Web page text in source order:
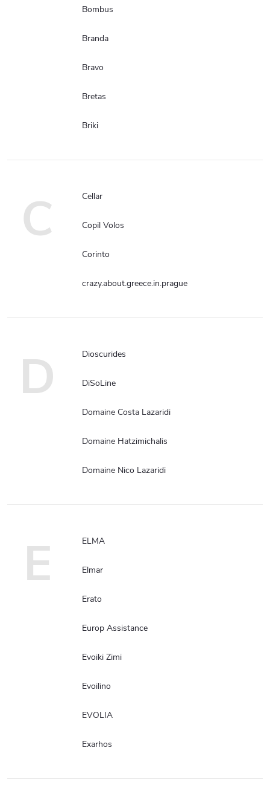
Bombus
Branda
Bravo
Bretas
Briki
C Cellar
Copil Volos
Corinto
crazy.about.greece.in.prague
D Dioscurides
DiSoLine
Domaine Costa Lazaridi
Domaine Hatzimichalis
Domaine Nico Lazaridi
E ELMA
Elmar
Erato
Europ Assistance
Evoiki Zimi
Evoilino
EVOLIA
Exarhos